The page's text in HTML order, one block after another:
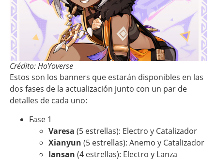
Crédito: HoYoverse
Estos son los banners que estarán disponibles en las
dos fases de la actualización junto con un par de
detalles de cada uno:
Fase 1
Varesa (5 estrellas): Electro y Catalizador
Xianyun (5 estrellas): Anemo y Catalizador
Iansan (4 estrellas): Electro y Lanza